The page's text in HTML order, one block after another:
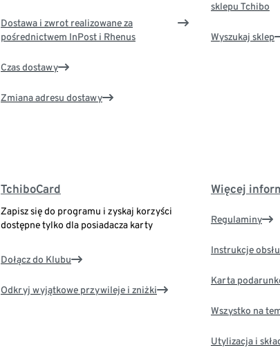
Dostawa i zwrot realizowane za
pośrednictwem InPost i Rhenus
Czas dostawy
Zmiana adresu dostawy
sklepu Tchibo
Wyszukaj sklep
TchiboCard
Zapisz się do programu i zyskaj korzyści
dostępne tylko dla posiadacza karty
Dołącz do Klubu
Odkryj wyjątkowe przywileje i zniżki
Więcej
Regulaminy
Instrukcje
Karta
Wszystko na
Utylizacja i